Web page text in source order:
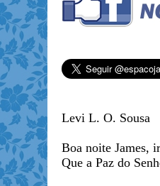
Levi L. O. Sousa
Boa noite James,
Que a Paz do